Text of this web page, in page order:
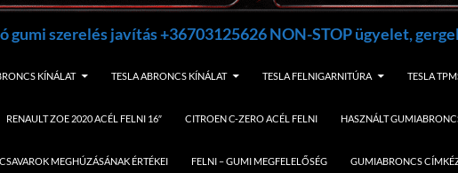
szerelés javítás +36703125626 NON-STOP ügyelet,
KÍNÁLAT TESLA ABRONCS KÍNÁLAT TESLA FELNIGARNITÚRA TESLA
RENAULT ZOE 2020 ACÉL FELNI 16″ CITROEN C-ZERO ACÉL FELNI HASZNÁLT
MEGHÚZÁSÁNAK ÉRTÉKEI FELNI – GUMI MEGFELELŐSÉG GUMIABRONCS